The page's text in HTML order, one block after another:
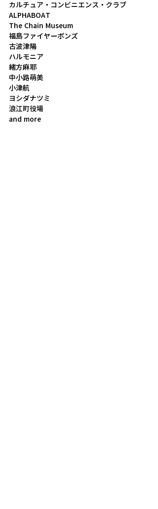
カルチュア・コンビニエンス・クラブ
ALPHABOAT
The Chain Museum
福島ファイヤーボンズ
古波津陽
ハルモニア
緒方麻耶
中小路萌美
小津航
ヨシダナツミ
浪江町役場
and more